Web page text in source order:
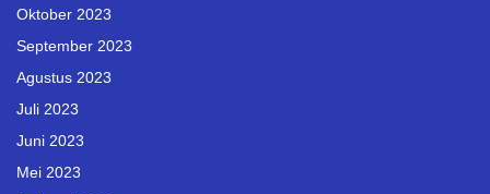
Oktober 2023
September 2023
Agustus 2023
Juli 2023
Juni 2023
Mei 2023